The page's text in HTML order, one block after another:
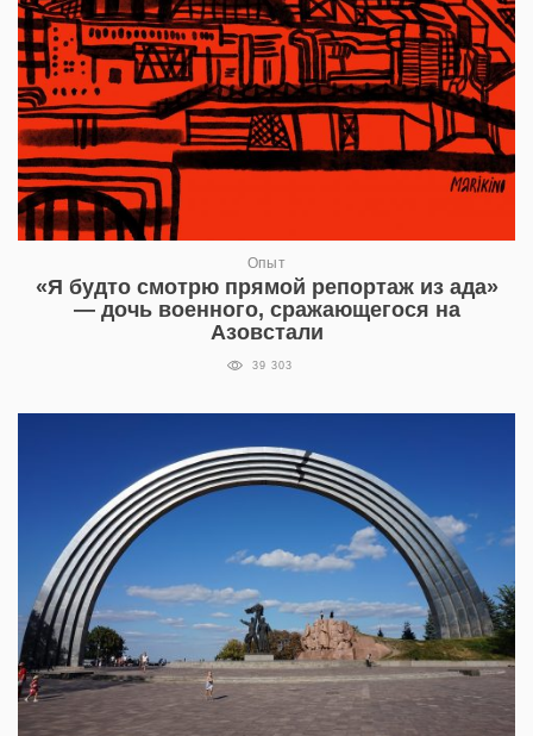
Опыт
«Я будто смотрю прямой репортаж из ада»
— дочь военного, сражающегося на
Азовстали
39 303